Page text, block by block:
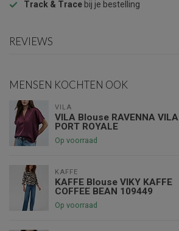
Track & Trace bij je bestelling
REVIEWS
MENSEN KOCHTEN OOK
VILA
VILA Blouse RAVENNA VILA
PORT ROYALE
Op voorraad
KAFFE
KAFFE Blouse VIKY KAFFE
COFFEE BEAN 109449
Op voorraad